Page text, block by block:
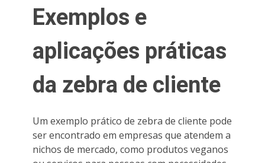
Exemplos e
aplicações práticas
da zebra de cliente
Um exemplo prático de zebra de cliente pode
ser encontrado em empresas que atendem a
nichos de mercado, como produtos veganos